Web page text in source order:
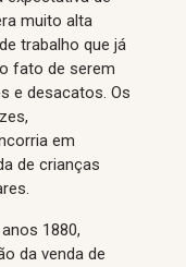
muito alta
trabalho que já
fato de serem
e desacatos. Os
em
de crianças
1880,
da venda de